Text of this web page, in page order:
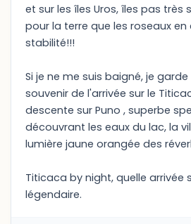
et sur les îles Uros, îles pas très
pour la terre que les roseaux
stabilité!!!
Si je ne me suis baigné, je
souvenir de l'arrivée sur le
descente sur Puno , superbe
découvrant les eaux du lac, la
lumière jaune orangée des
Titicaca by night, quelle arrivée
légendaire.